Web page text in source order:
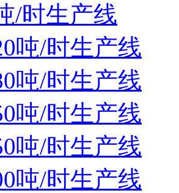
/时生产线
吨/时生产线
吨/时生产线
吨/时生产线
吨/时生产线
吨/时生产线